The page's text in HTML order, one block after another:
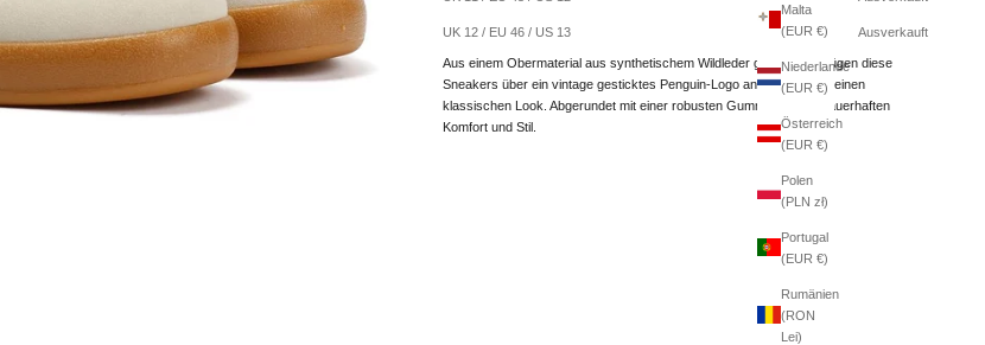
Malta
(EUR €)
Niederlande
(EUR €)
Österreich
(EUR €)
Polen
(PLN zł)
Portugal
(EUR €)
Rumänien
(RON
Lei)
UK 12 / EU 46 / US 13 Ausverkauft
Weitere Bezahlmöglichkeiten
Aus einem Obermaterial aus synthetischem Wildleder gefertigt, verfügen diese
Sneakers über ein vintage gesticktes Penguin-Logo an der Seite für einen
klassischen Look. Abgerundet mit einer robusten Gummisohle für dauerhaften
Komfort und Stil.